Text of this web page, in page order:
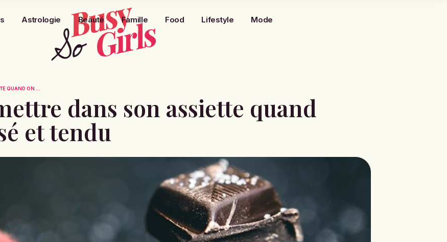
Astrologie Beauté Famille Food Lifestyle Mode
QUAND ON ...
dans son assiette quand
et tendu